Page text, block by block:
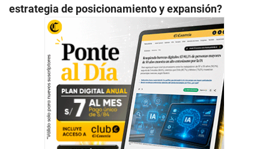
estrategia de posicionamiento y expansión?